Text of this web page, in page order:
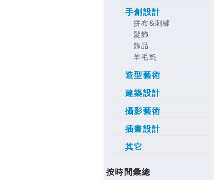
手創設計
拼布&刺繡
髮飾
飾品
羊毛氈
造型藝術
建築設計
攝影藝術
插畫設計
其它
按時間彙總